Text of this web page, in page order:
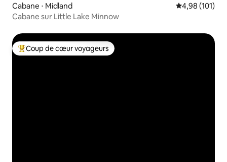
Cabane ⋅ Midland Évaluation
4,98 (101)
Cabane sur Little Lake Minnow
Coups de cœur voyageurs les plus appréciés
Coup de cœur voyageurs